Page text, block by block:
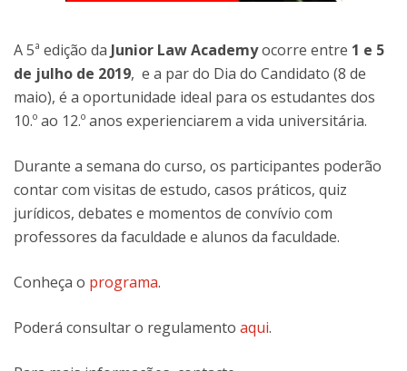
A 5ª edição da Junior Law Academyocorre entre 1 e 5
de julho de 2019, e a par do Dia do Candidato (8 de
maio), é a oportunidade ideal para os estudantes dos
10.º ao 12.º anos experienciarem a vida universitária.
Durante a semana do curso, os participantes poderão
contar com visitas de estudo, casos práticos, quiz
jurídicos, debates e momentos de convívio com
professores da faculdade e alunos da faculdade.
Conheça o programa.
Poderá consultar o regulamento aqui.